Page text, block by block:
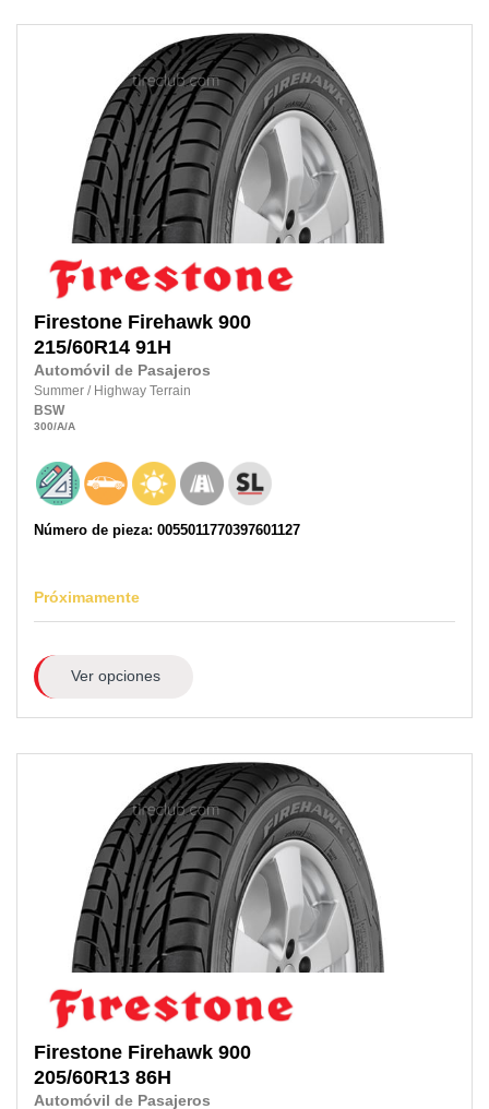
Firestone Firehawk 900
215/60R14 91H
Automóvil de Pasajeros
Summer / Highway Terrain
BSW
300/A/A
Número de pieza: 0055011770397601127
Próximamente
Ver opciones
Firestone Firehawk 900
205/60R13 86H
Automóvil de Pasajeros